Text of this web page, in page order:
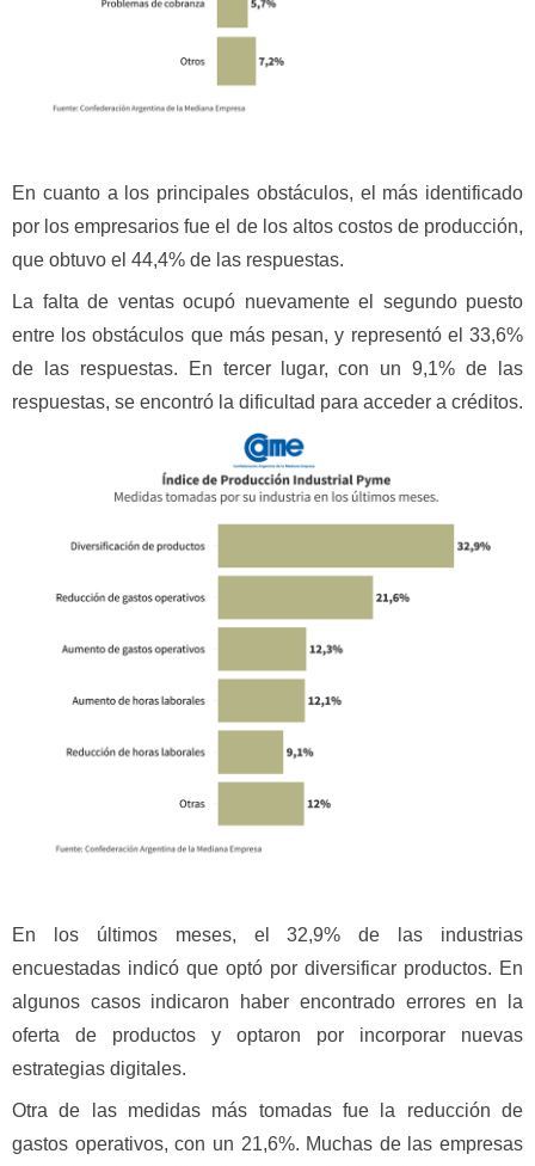
En cuanto a los principales obstáculos, el más identificado
por los empresarios fue el de los altos costos de producción,
que obtuvo el 44,4% de las respuestas.
La falta de ventas ocupó nuevamente el segundo puesto
entre los obstáculos que más pesan, y representó el 33,6%
de las respuestas. En tercer lugar, con un 9,1% de las
respuestas, se encontró la dificultad para acceder a créditos.
En los últimos meses, el 32,9% de las industrias
encuestadas indicó que optó por diversificar productos. En
algunos casos indicaron haber encontrado errores en la
oferta de productos y optaron por incorporar nuevas
estrategias digitales.
Otra de las medidas más tomadas fue la reducción de
gastos operativos, con un 21,6%. Muchas de las empresas